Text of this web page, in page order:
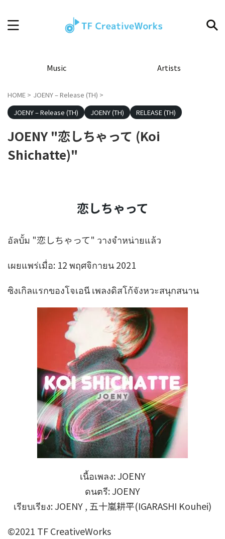
Music Artists
HOME > JOENY – Release (TH) >
JOENY – Release (TH)
JOENY (TH) RELEASE (TH)
JOENY "恋しちゃって (Koi
Shichatte)"
恋しちゃって
อัลบั้ม "恋しちゃって" วางจำหน่ายแล้ว
เผยแพร่เมื่อ: 12 พฤศจิกายน 2021
ซิงเกิลแรกของโจเอนี เพลงดิสโก้จังหวะสนุกสนาน
เนื้อเพลง: JOENY
ดนตรี: JOENY
เรียบเรียง: JOENY , 五十嵐耕平(IGARASHI Kouhei)
©2021 TF CreativeWorks